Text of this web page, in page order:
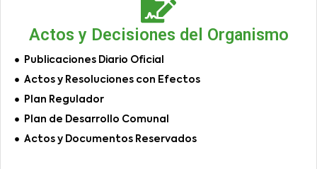
Actos y Decisiones del Organismo
Publicaciones Diario Oficial
Actos y Resoluciones con Efectos
Plan Regulador
Plan de Desarrollo Comunal
Actos y Documentos Reservados